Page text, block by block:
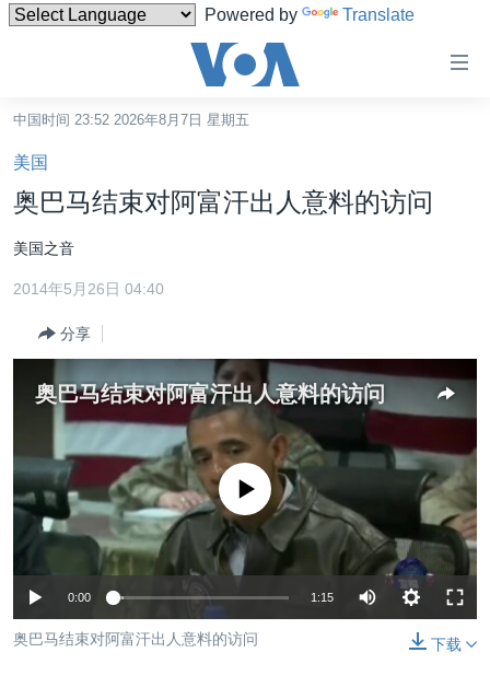
Powered by Translate
碍
链
接
跳
转
内
跳
转
中国
台湾
港澳
国际
最新国际新闻
印太
中东
欧洲
非洲
美洲
全球议题
分类新闻
经济·金融·贸易
人权·法律·宗教
科教·文娱·体健
军事
劳工
环境
美中关系
热点专题
白宫要闻
国会报道
美中关系
美国建国250周年
VOA视频
VOA今日焦点
中文广播
关注我们
中国时间 23:52 2026年8月7日 星期五
美国
奥巴马结束对阿富汗出人意料的访问
美国之音
2014年5月26日 04:40
分享
奥巴马结束对阿富汗出人意料的访问
没有媒体可用资源
0:00 1:15
下载
奥巴马结束对阿富汗出人意料的访问